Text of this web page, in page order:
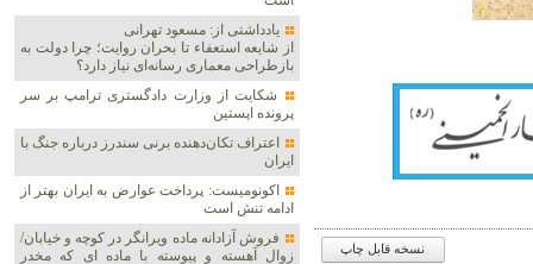
نسخه قابل چاپ
یادداشتی از: مسعود تهرانی
از شایعه استعفاء تا بحران روایت؛ چرا دولت به
بازطراحی معماری رسانه‌ای نیاز دارد؟
شکایت از وزارت دادگستری ترامپ بر سر
پرونده اپستین
اعتراف تکان‌دهنده برنی سندرز درباره جنگ با
ایران
اکونومیست: پرداخت عوارض به ایران بهتر از
ادامه تنش است
فروش آزادانه ماده ویرانگر در کوچه و خیابان/
زوال آهسته و پیوسته با ماده ای که مخدر